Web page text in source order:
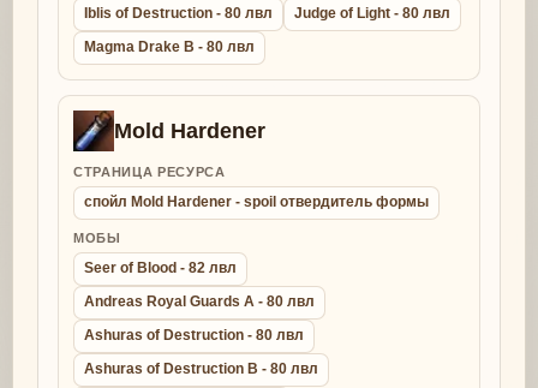
Iblis of Destruction - 80 лвл
Judge of Light - 80 лвл
Magma Drake B - 80 лвл
Mold Hardener
СТРАНИЦА РЕСУРСА
спойл Mold Hardener - spoil отвердитель формы
МОБЫ
Seer of Blood - 82 лвл
Andreas Royal Guards A - 80 лвл
Ashuras of Destruction - 80 лвл
Ashuras of Destruction B - 80 лвл